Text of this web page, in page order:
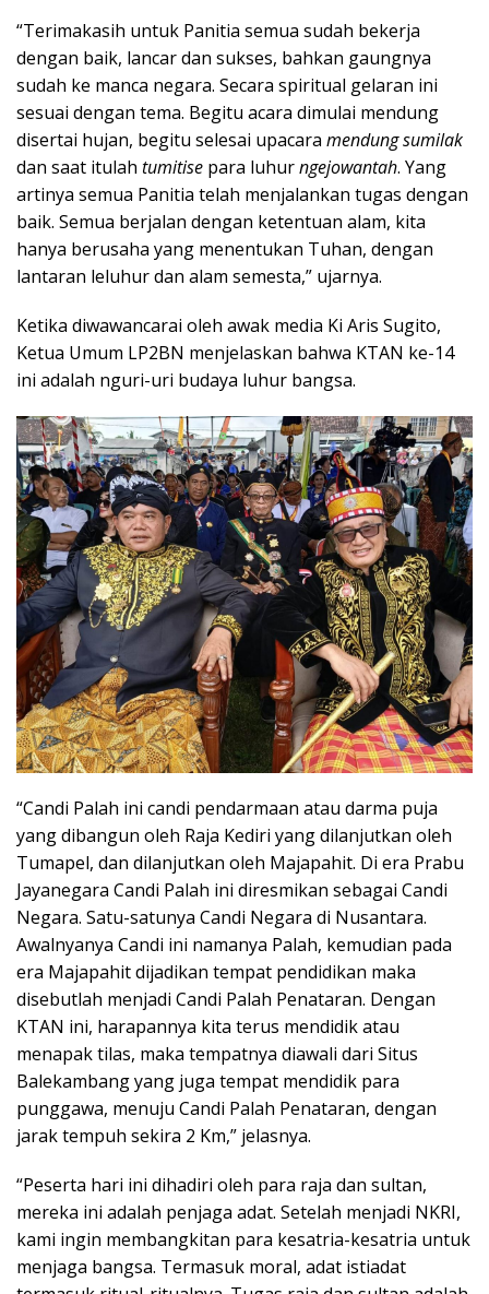
“Terimakasih untuk Panitia semua sudah bekerja
dengan baik, lancar dan sukses, bahkan gaungnya
sudah ke manca negara. Secara spiritual gelaran ini
sesuai dengan tema. Begitu acara dimulai mendung
disertai hujan, begitu selesai upacara mendung sumilak
dan saat itulah tumitise para luhurngejowantah. Yang
artinya semua Panitia telah menjalankan tugas dengan
baik. Semua berjalan dengan ketentuan alam, kita
hanya berusaha yang menentukan Tuhan, dengan
lantaran leluhur dan alam semesta,” ujarnya.
Ketika diwawancarai oleh awak media Ki Aris Sugito,
Ketua Umum LP2BN menjelaskan bahwa KTAN ke-14
ini adalah nguri-uri budaya luhur bangsa.
“Candi Palah ini candi pendarmaan atau darma puja
yang dibangun oleh Raja Kediri yang dilanjutkan oleh
Tumapel, dan dilanjutkan oleh Majapahit. Di era Prabu
Jayanegara Candi Palah ini diresmikan sebagai Candi
Negara. Satu-satunya Candi Negara di Nusantara.
Awalnyanya Candi ini namanya Palah, kemudian pada
era Majapahit dijadikan tempat pendidikan maka
disebutlah menjadi Candi Palah Penataran. Dengan
KTAN ini, harapannya kita terus mendidik atau
menapak tilas, maka tempatnya diawali dari Situs
Balekambang yang juga tempat mendidik para
punggawa, menuju Candi Palah Penataran, dengan
jarak tempuh sekira 2 Km,” jelasnya.
“Peserta hari ini dihadiri oleh para raja dan sultan,
mereka ini adalah penjaga adat. Setelah menjadi NKRI,
kami ingin membangkitan para kesatria-kesatria untuk
menjaga bangsa. Termasuk moral, adat istiadat